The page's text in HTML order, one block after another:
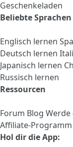
Geschenkeladen
Beliebte Sprachen
Englisch lernen
Deutsch lernen
Japanisch lernen
Russisch lernen
Ressourcen
Forum Blog Werde
Affiliate-Programm
Hol dir die App: